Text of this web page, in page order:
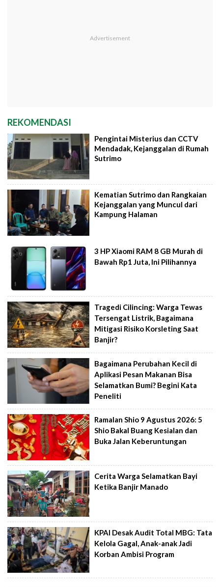
REKOMENDASI
Pengintai Misterius dan CCTV
Mendadak, Kejanggalan di Rumah
Sutrimo
Kematian Sutrimo dan Rangkaian
Kejanggalan yang Muncul dari
Kampung Halaman
3 HP Xiaomi RAM 8 GB Murah di
Bawah Rp1 Juta, Ini Pilihannya
Tragedi Cilincing: Warga Tewas
Tersengat Listrik, Bagaimana
Mitigasi Risiko Korsleting Saat
Banjir?
Bagaimana Perubahan Kecil di
Aplikasi Pesan Makanan Bisa
Selamatkan Bumi? Begini Kata
Peneliti
Ramalan Shio 9 Agustus 2026: 5
Shio Bakal Buang Kesialan dan
Buka Jalan Keberuntungan
Cerita Warga Selamatkan Bayi
Ketika Banjir Manado
KPAI Desak Audit Total MBG: Tata
Kelola Gagal, Anak-anak Jadi
Korban Ambisi Program